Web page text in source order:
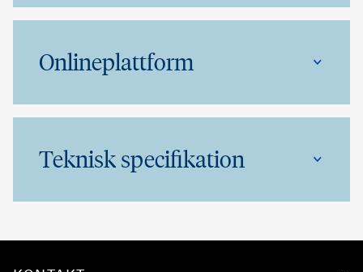
Onlineplattform
Teknisk specifikation